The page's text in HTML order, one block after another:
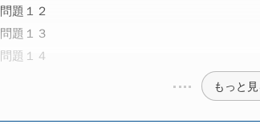
問題１２
問題１３
問題１４
もっと